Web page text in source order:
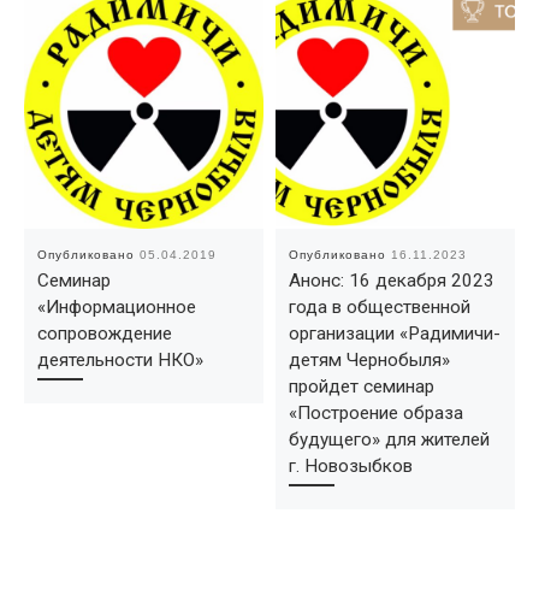
Опубликовано 05.04.2019
Семинар
«Информационное
сопровождение
деятельности НКО»
Опубликовано 16.11.2023
Анонс: 16 декабря 2023
года в общественной
организации «Радимичи-
детям Чернобыля»
пройдет семинар
«Построение образа
будущего» для жителей
г. Новозыбков